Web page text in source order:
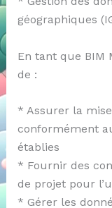
géographiques
En tant que BIM
de :
* Assurer la
conformément
établies
* Fournir des
de projet pour
* Gérer les